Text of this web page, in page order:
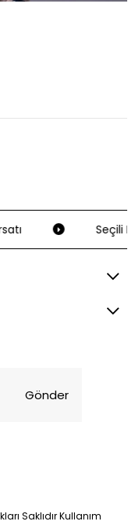
Seçili
Gönder
Saklıdır Kullanım